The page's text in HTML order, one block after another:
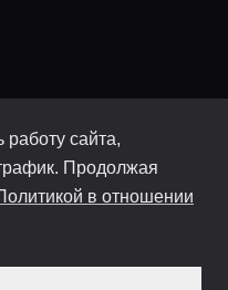
сайта,
Продолжая
в отношении